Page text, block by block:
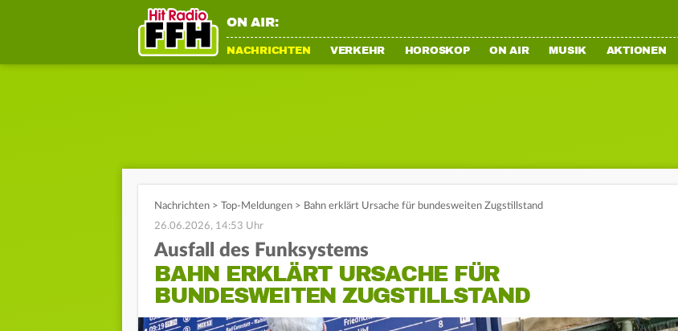
ON AIR:
NACHRICHTEN VERKEHR HOROSKOP ON AIR MUSIK AKTIONEN
Nachrichten > Top-Meldungen > Bahn erklärt Ursache für bundesweiten Zugstillstand
26.06.2026, 14:53 Uhr
Ausfall des Funksystems
BAHN ERKLÄRT URSACHE FÜR
BUNDESWEITEN ZUGSTILLSTAND